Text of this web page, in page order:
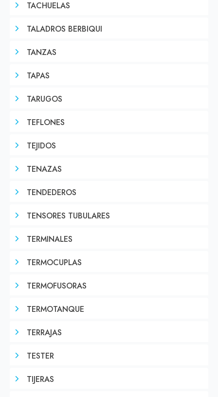
TACHUELAS
TALADROS BERBIQUI
TANZAS
TAPAS
TARUGOS
TEFLONES
TEJIDOS
TENAZAS
TENDEDEROS
TENSORES TUBULARES
TERMINALES
TERMOCUPLAS
TERMOFUSORAS
TERMOTANQUE
TERRAJAS
TESTER
TIJERAS